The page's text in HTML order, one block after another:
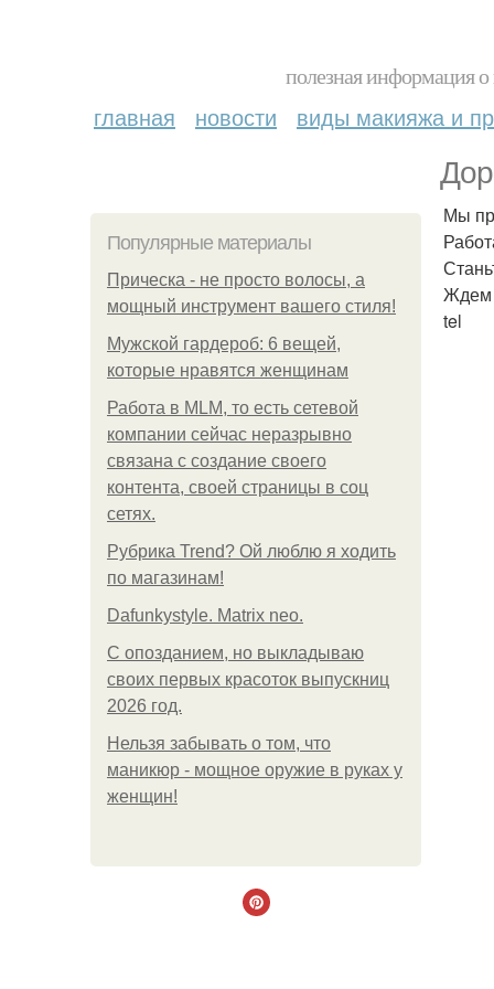
полезная информация
главная новости виды макияжа и
Популярные материалы
Прическа - не просто волосы, а
мощный инструмент вашего стиля!
Мужской гардероб: 6 вещей,
которые нравятся женщинам
Работа в MLM, то есть сетевой
компании сейчас неразрывно
связана с создание своего
контента, своей страницы в соц
сетях.
Рубрика Trend? Ой люблю я ходить
по магазинам!
Dafunkystyle. Matrix neo.
С опозданием, но выкладываю
своих первых красоток выпускниц
2026 год.
Нельзя забывать о том, что
маникюр - мощное оружие в руках у
женщин!
Мы
Ждем
tel